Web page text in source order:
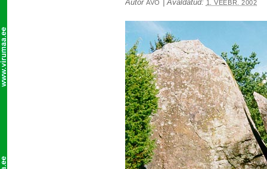
Autor AVO |Avaldatud: 1. VEEBR. 2002